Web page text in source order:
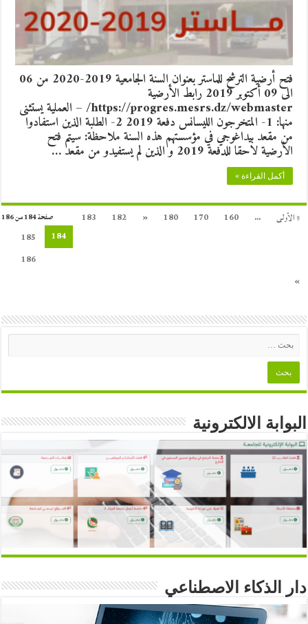
فتح أرضية الترشح للماستر بعنوان السنة الجامعية 2019-2020 من 06
الى 09 أكتوبر 2019 رابط الأرضية
https://progres.mesrs.dz/webmaster/ – العملية يستثنى
منها: 1- المتخرجون الليسانس دفعة 2019 2- الطلبة الذين استفادوا
من مقعد بيداغوجي في مؤسستهم هذه السنة ملاحظة: سيتم فتح
الأرضية لاحقا للدفعة 2019 و الذين لم يستفيدو من مقعد …
أكمل القراءة »
صفحة 184 من 186 « الأولى ...
160
170
180
«
182
183
184
185
186
»
البوابة الالكترونية
دار الذكاء الاصطناعي